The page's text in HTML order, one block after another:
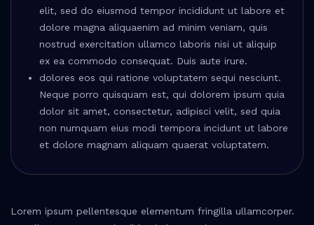
elit, sed do eiusmod tempor incididunt ut labore et
dolore magna aliquaenim ad minim veniam, quis
nostrud exercitation ullamco laboris nisi ut aliquip
ex ea commodo consequat. Duis aute irure.
dolores eos qui ratione voluptatem sequi nesciunt.
Neque porro quisquam est, qui dolorem ipsum quia
dolor sit amet, consectetur, adipisci velit, sed quia
non numquam eius modi tempora incidunt ut labore
et dolore magnam aliquam quaerat voluptatem.
Lorem ipsum pellentesque elementum fringilla ullamcorper.